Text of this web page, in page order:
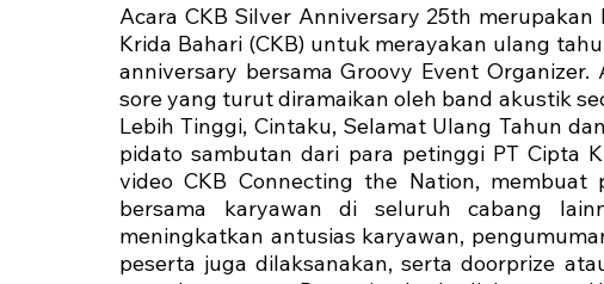
Acara CKB Silver Anniversary 25th
Krida Bahari (CKB) untuk merayakan ulang
anniversary bersama Groovy Event
sore yang turut diramaikan oleh band akustik
Lebih Tinggi, Cintaku, Selamat Ulang Tahun
pidato sambutan dari para petinggi PT Cipta
video CKB Connecting the Nation,
bersama karyawan di seluruh cabang
meningkatkan antusias karyawan,
peserta juga dilaksanakan, serta doorprize